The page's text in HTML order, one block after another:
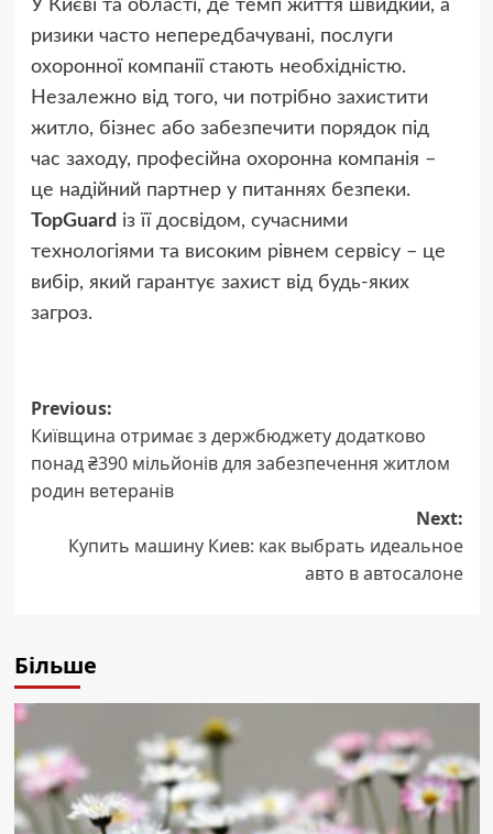
У Києві та області, де темп життя швидкий, а
ризики часто непередбачувані, послуги
охоронної компанії стають необхідністю.
Незалежно від того, чи потрібно захистити
житло, бізнес або забезпечити порядок під
час заходу, професійна охоронна компанія –
це надійний партнер у питаннях безпеки.
TopGuard із її досвідом, сучасними
технологіями та високим рівнем сервісу – це
вибір, який гарантує захист від будь-яких
загроз.
Post
navigation
Previous:
Київщина отримає з держбюджету додатково
понад ₴390 мільйонів для забезпечення житлом
родин ветеранів
Next:
Купить машину Киев: как выбрать идеальное
авто в автосалоне
Більше